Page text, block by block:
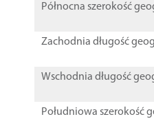
Północna szerokość
Zachodnia długość
Wschodnia długość
Południowa szerokość